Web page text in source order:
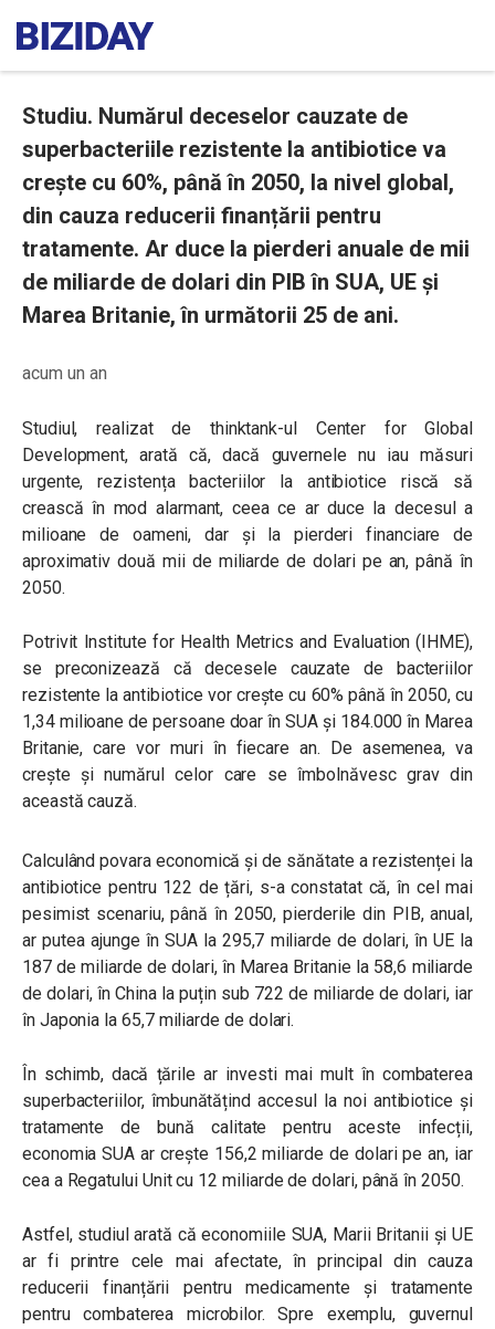
Studiu. Numărul deceselor cauzate de
superbacteriile rezistente la antibiotice va
crește cu 60%, până în 2050, la nivel global,
din cauza reducerii finanțării pentru
tratamente. Ar duce la pierderi anuale de mii
de miliarde de dolari din PIB în SUA, UE și
Marea Britanie, în următorii 25 de ani.
acum un an
Studiul, realizat de thinktank-ul Center for Global
Development, arată că, dacă guvernele nu iau măsuri
urgente, rezistența bacteriilor la antibiotice riscă să
crească în mod alarmant, ceea ce ar duce la decesul a
milioane de oameni, dar și la pierderi financiare de
aproximativ două mii de miliarde de dolari pe an, până în
2050.
Potrivit Institute for Health Metrics and Evaluation (IHME),
se preconizează că decesele cauzate de bacteriilor
rezistente la antibiotice vor crește cu 60% până în 2050, cu
1,34 milioane de persoane doar în SUA și 184.000 în Marea
Britanie, care vor muri în fiecare an. De asemenea, va
crește și numărul celor care se îmbolnăvesc grav din
această cauză.
Calculând povara economică și de sănătate a rezistenței la
antibiotice pentru 122 de țări, s-a constatat că, în cel mai
pesimist scenariu, până în 2050, pierderile din PIB, anual,
ar putea ajunge în SUA la 295,7 miliarde de dolari, în UE la
187 de miliarde de dolari, în Marea Britanie la 58,6 miliarde
de dolari, în China la puțin sub 722 de miliarde de dolari, iar
în Japonia la 65,7 miliarde de dolari.
În schimb, dacă țările ar investi mai mult în combaterea
superbacteriilor, îmbunătățind accesul la noi antibiotice și
tratamente de bună calitate pentru aceste infecții,
economia SUA ar crește 156,2 miliarde de dolari pe an, iar
cea a Regatului Unit cu 12 miliarde de dolari, până în 2050.
Astfel, studiul arată că economiile SUA, Marii Britanii și UE
ar fi printre cele mai afectate, în principal din cauza
reducerii finanțării pentru medicamente și tratamente
pentru combaterea microbilor. Spre exemplu, guvernul